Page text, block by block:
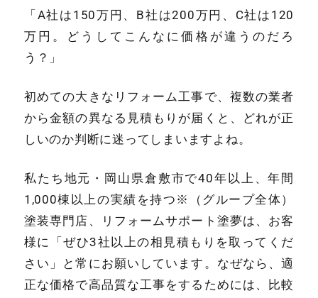
「A社は150万円、B社は200万円、C社は120
万円。どうしてこんなに価格が違うのだろ
う？」
初めての大きなリフォーム工事で、複数の業者
から金額の異なる見積もりが届くと、どれが正
しいのか判断に迷ってしまいますよね。
私たち地元・岡山県倉敷市で40年以上、年間
1,000棟以上の実績を持つ※（グループ全体）
塗装専門店、リフォームサポート塗夢は、お客
様に「ぜひ3社以上の相見積もりを取ってくだ
さい」と常にお願いしています。なぜなら、適
正な価格で高品質な工事をするためには、比較